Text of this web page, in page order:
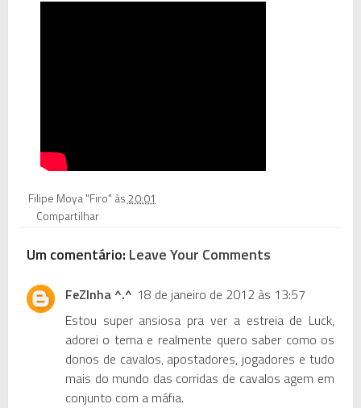
Filipe Moya "Firo" às20:01
Compartilhar
Um comentário: Leave Your Comments
FeZInha ^.^ 18 de janeiro de 2012 às 13:57
Estou super ansiosa pra ver a estreia de Luck,
adorei o tema e realmente quero saber como os
donos de cavalos, apostadores, jogadores e tudo
mais do mundo das corridas de cavalos agem em
conjunto com a máfia.